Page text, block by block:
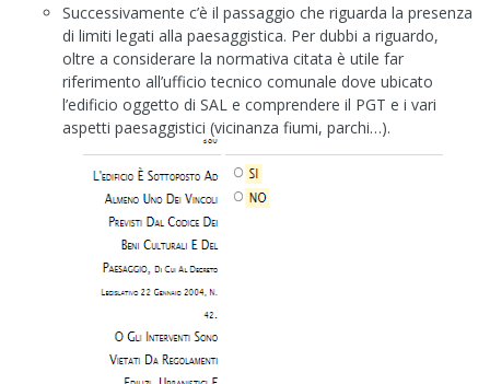
Successivamente c’è il passaggio che riguarda la presenza
di limiti legati alla paesaggistica. Per dubbi a riguardo,
oltre a considerare la normativa citata è utile far
riferimento all’ufficio tecnico comunale dove ubicato
l’edificio oggetto di SAL e comprendere il PGT e i vari
aspetti paesaggistici (vicinanza fiumi, parchi…).